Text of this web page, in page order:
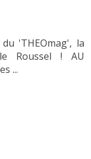
'THEOmag', la
Roussel ! AU
...